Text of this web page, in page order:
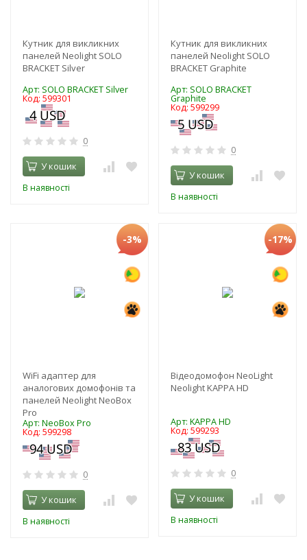
Кутник для викликних
панелей Neolight SOLO
BRACKET Silver
Арт: SOLO BRACKET Silver
Код: 599301
0
У кошик
В наявності
Кутник для викликних
панелей Neolight SOLO
BRACKET Graphite
Арт: SOLO BRACKET
Graphite
Код: 599299
0
У кошик
В наявності
-3%
WiFi адаптер для
аналогових домофонів та
панелей Neolight NeoBox
Pro
Арт: NeoBox Pro
Код: 599298
0
У кошик
В наявності
-17%
Відеодомофон NeoLight
Neolight KAPPA HD
Арт: KAPPA HD
Код: 599293
0
У кошик
В наявності